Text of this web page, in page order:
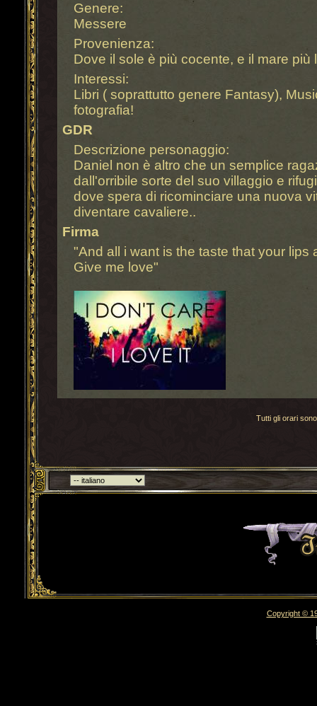
Genere:
Messere
Provenienza:
Dove il sole è più cocente, e il mare più
Interessi:
Libri ( soprattutto genere Fantasy),
fotografia!
GDR
Descrizione personaggio:
Daniel non è altro che un semplice
dall'orribile sorte del suo villaggio e
dove spera di ricominciare una nuova
diventare cavaliere..
Firma
"And all i want is the taste that your lips
Give me love"
Tutti gli orari
Torna indietro
Copyright ©